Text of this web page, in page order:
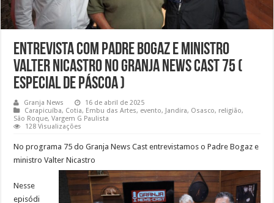
Entrevista com Padre Bogaz e ministro
Valter Nicastro no Granja News Cast 75 (
especial de Páscoa )
Granja News
16 de abril de 2025
Carapicuíba, Cotia, Embu das Artes, evento, Jandira, Osasco, religião,
São Roque,Vargem G Paulista
128 Visualizações
No programa 75 do Granja News Cast entrevistamos o Padre Bogaz e
ministro Valter Nicastro
Nesse
episódi